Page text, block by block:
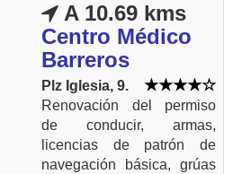
A 10.69 kms
Centro Médico
Barreros
Plz Iglesia, 9.
Renovación del permiso
de conducir, armas,
licencias de patrón de
navegación básica, grúas